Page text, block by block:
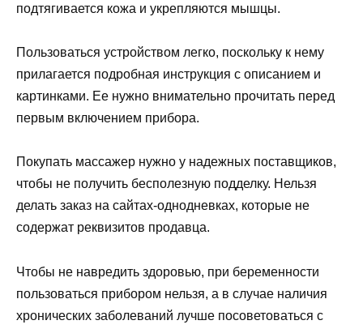
подтягивается кожа и укрепляются мышцы.
Пользоваться устройством легко, поскольку к нему
прилагается подробная инструкция с описанием и
картинками. Ее нужно внимательно прочитать перед
первым включением прибора.
Покупать массажер нужно у надежных поставщиков,
чтобы не получить бесполезную подделку. Нельзя
делать заказ на сайтах-однодневках, которые не
содержат реквизитов продавца.
Чтобы не навредить здоровью, при беременности
пользоваться прибором нельзя, а в случае наличия
хронических заболеваний лучше посоветоваться с